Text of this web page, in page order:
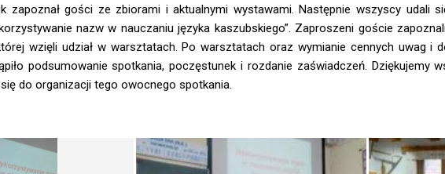
zapoznał gości ze zbiorami i aktualnymi wystawami. Następnie wszyscy udali
nazw w nauczaniu języka kaszubskiego”. Zaproszeni goście
wzięli udział w warsztatach. Po warsztatach oraz wymianie cennych uwag i
podsumowanie spotkania, poczęstunek i rozdanie zaświadczeń. Dziękujemy
do organizacji tego owocnego spotkania.